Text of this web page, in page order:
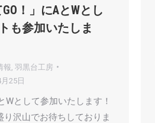
！」にAとWとし
も参加いたしま
報 羽黒台工房
25日
Wとして参加いたします！
沢山でお待ちしておりま